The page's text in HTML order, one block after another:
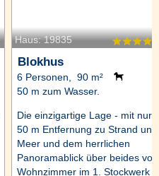
Haus: 19835
Blokhus
6 Personen, 90 m²
50 m zum Wasser.
Die einzigartige Lage - mit nur
50 m Entfernung zu Strand und
Meer und dem herrlichen
Panoramablick über beides
Wohnzimmer im 1. Stockwerk